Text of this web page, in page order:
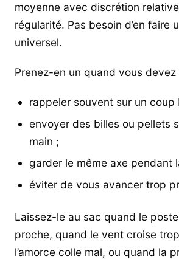
moyenne avec discrétion
régularité. Pas besoin d’en faire
universel.
Prenez-en un quand vous devez
rappeler souvent sur un coup
envoyer des billes ou pellets
main ;
garder le même axe pendant
éviter de vous avancer trop
Laissez-le au sac quand le
proche, quand le vent croise
l’amorce colle mal, ou quand la